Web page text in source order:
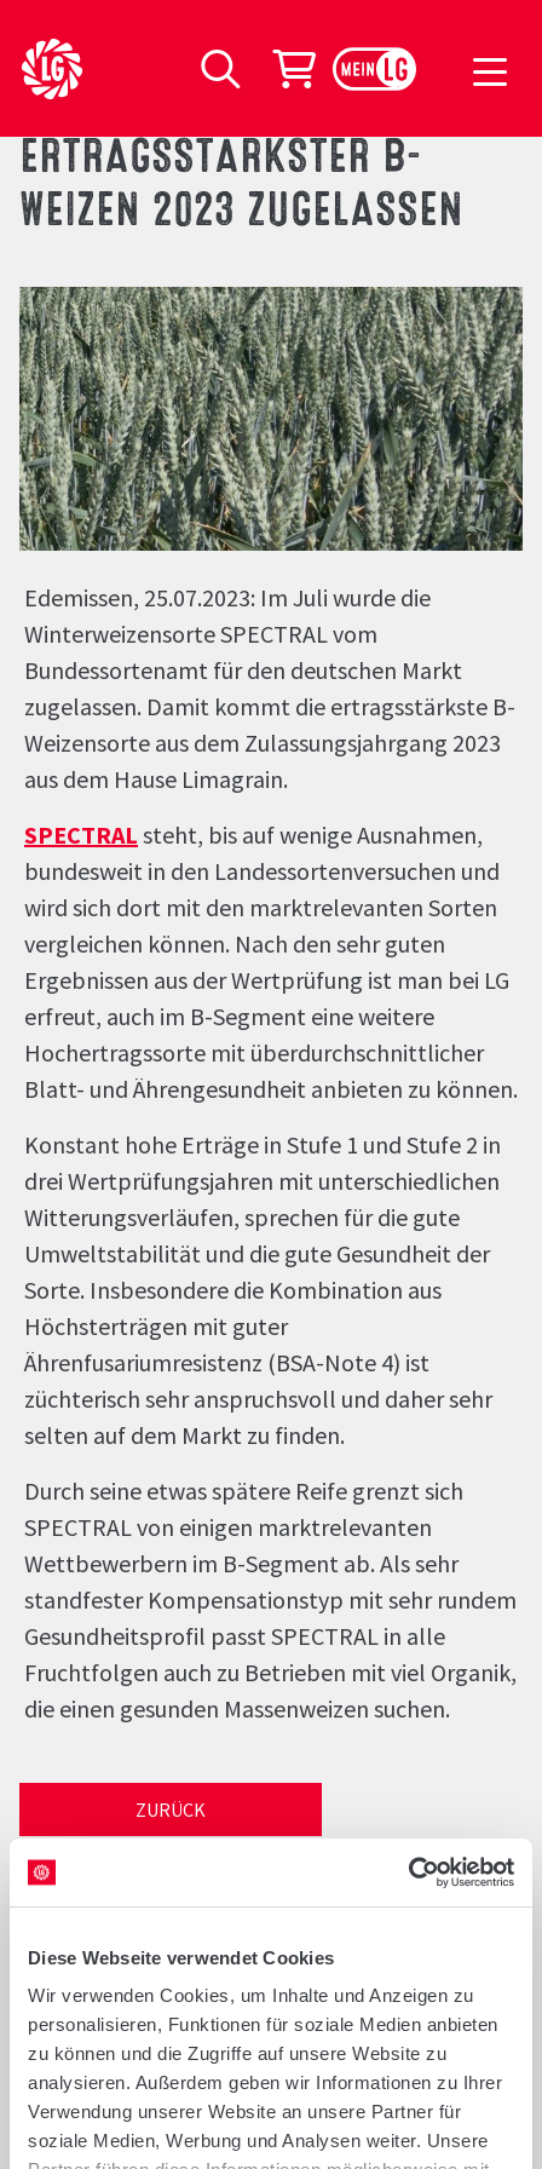
Diese Webseite verwendet Cookies
Wir verwenden Cookies, um Inhalte und Anzeigen zu
personalisieren, Funktionen für soziale Medien anbieten
zu können und die Zugriffe auf unsere Website zu
analysieren. Außerdem geben wir Informationen zu Ihrer
Verwendung unserer Website an unsere Partner für
soziale Medien, Werbung und Analysen weiter. Unsere
LG Seeds Logo
Suche
Warenkorb
ERTRAGSSTÄRKSTER B-
WEIZEN 2023 ZUGELASSEN
Edemissen, 25.07.2023: Im Juli wurde die
Winterweizensorte SPECTRAL vom
Bundessortenamt für den deutschen Markt
zugelassen. Damit kommt die ertragsstärkste B-
Weizensorte aus dem Zulassungsjahrgang 2023
aus dem Hause Limagrain.
SPECTRAL steht, bis auf wenige Ausnahmen,
bundesweit in den Landessortenversuchen und
wird sich dort mit den marktrelevanten Sorten
vergleichen können. Nach den sehr guten
Ergebnissen aus der Wertprüfung ist man bei LG
erfreut, auch im B-Segment eine weitere
Hochertragssorte mit überdurchschnittlicher
Blatt- und Ährengesundheit anbieten zu können.
Konstant hohe Erträge in Stufe 1 und Stufe 2 in
drei Wertprüfungsjahren mit unterschiedlichen
Witterungsverläufen, sprechen für die gute
Umweltstabilität und die gute Gesundheit der
Sorte. Insbesondere die Kombination aus
Höchsterträgen mit guter
Ährenfusariumresistenz (BSA-Note 4) ist
züchterisch sehr anspruchsvoll und daher sehr
selten auf dem Markt zu finden.
Durch seine etwas spätere Reife grenzt sich
SPECTRAL von einigen marktrelevanten
Wettbewerbern im B-Segment ab. Als sehr
standfester Kompensationstyp mit sehr rundem
Gesundheitsprofil passt SPECTRAL in alle
Fruchtfolgen auch zu Betrieben mit viel Organik,
die einen gesunden Massenweizen suchen.
ZURÜCK
PFLANZENZÜCHTUNG UND SAATGUT
Erfahren Sie mehr zur Pflanzenzüchtung und zu
Saatgut in Deutschland.